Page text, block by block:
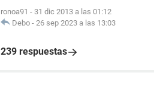
ronoa91 - 31 dic 2013 a las 01:12
Debo - 26 sep 2023 a las 13:03
239 respuestas